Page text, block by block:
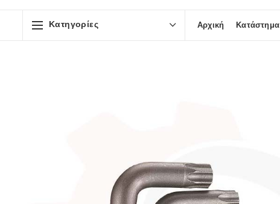
Κατηγορίες Αρχική Κατάστημα